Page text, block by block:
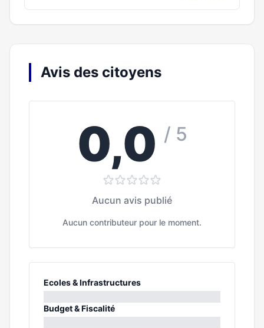
Avis des citoyens
0,0 / 5
Aucun avis publié
Aucun contributeur pour le moment.
Ecoles & Infrastructures
0%
Budget & Fiscalité